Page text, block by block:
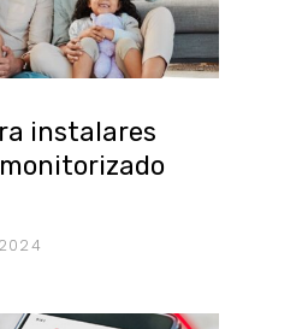
instalares